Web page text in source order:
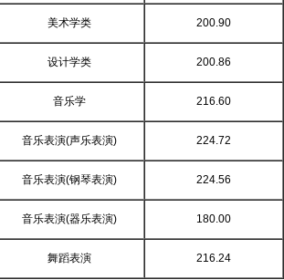
美术学类 200.90
设计学类 200.86
音乐学 216.60
音乐表演(声乐表演) 224.72
音乐表演(钢琴表演) 224.56
音乐表演(器乐表演) 180.00
舞蹈表演 216.24